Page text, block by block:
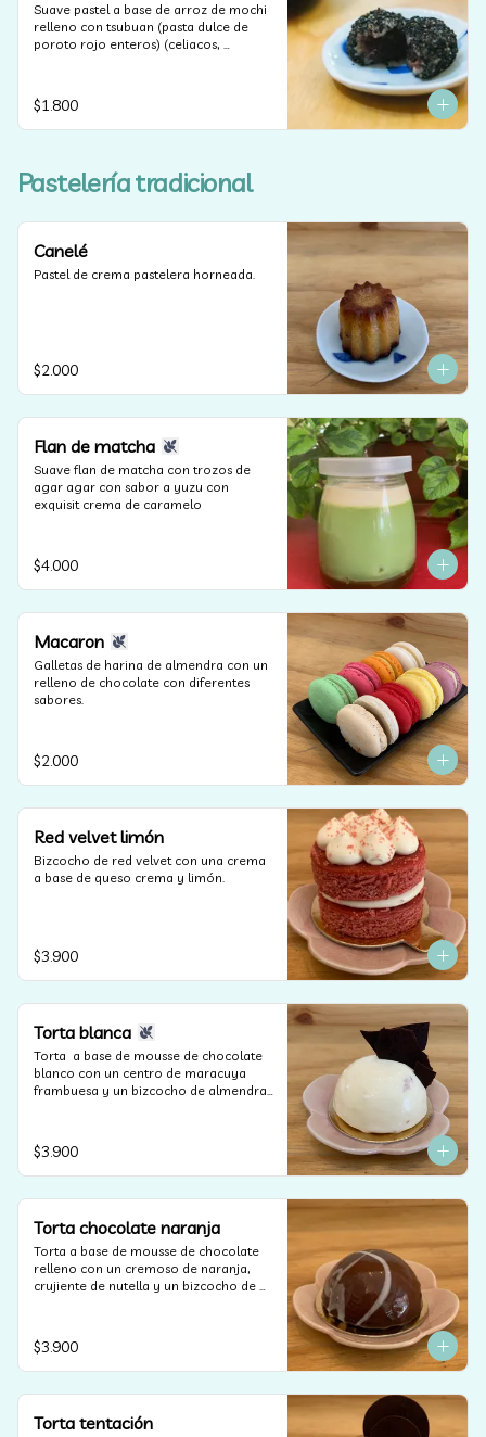
Suave pastel a base de arroz de mochi
relleno con tsubuan (pasta dulce de
poroto rojo enteros) (celiacos,
$1.800
Pastelería tradicional
Canelé
Pastel de crema pastelera horneada.
$2.000
Flan de matcha
Suave flan de matcha con trozos de
agar agar con sabor a yuzu con
exquisit crema de caramelo
$4.000
Macaron
Galletas de harina de almendra con un
relleno de chocolate con diferentes
sabores.
$2.000
Red velvet limón
Bizcocho de red velvet con una crema
a base de queso crema y limón.
$3.900
Torta blanca
Torta  a base de mousse de chocolate
blanco con un centro de maracuya
frambuesa y un bizcocho de almendras
$3.900
Torta chocolate naranja
Torta a base de mousse de chocolate
relleno con un cremoso de naranja,
crujiente de nutella y un bizcocho de
$3.900
Torta tentación